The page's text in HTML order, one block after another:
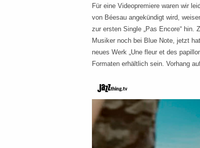
Für eine Videopremiere waren wir
von Béesau angekündigt wird,
zur ersten Single „Pas Encore“
Musiker noch bei Blue Note, jetzt
neues Werk „Une fleur et des
Formaten erhältlich sein. Vorhang